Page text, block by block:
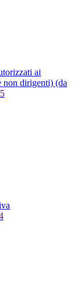
ai
non dirigenti) (da
5